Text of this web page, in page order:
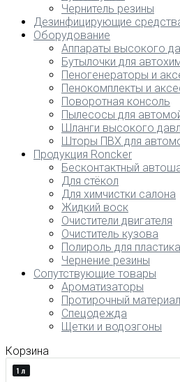
Чернитель резины
Дезинфицирующие
Оборудование
Аппараты высокого
Бутылочки для
Пеногенераторы и
Пенокомплекты и
Поворотная консоль
Пылесосы для
Шланги высокого
Шторы ПВХ для
Продукция Roncker
Бесконтактный
Для стёкол
Для химчистки салона
Жидкий воск
Очистители двигателя
Очиститель кузова
Полироль для пластика
Чернение резины
Сопутствующие товары
Ароматизаторы
Протирочный материал
Спецодежда
Щетки и водозгоны
Корзина
1 л